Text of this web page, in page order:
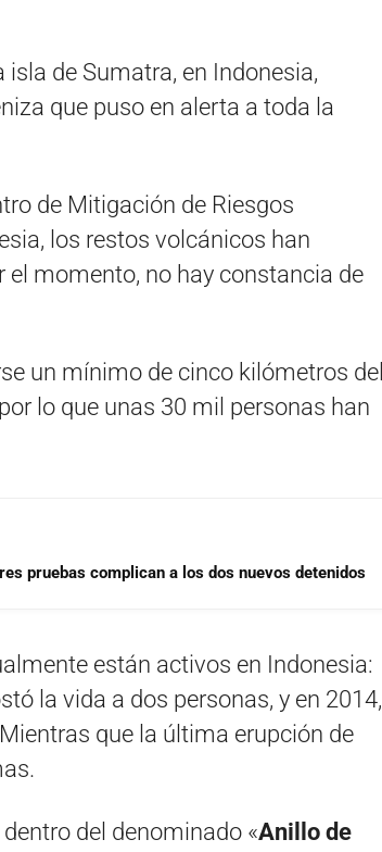
isla de Sumatra, en Indonesia,
que puso en alerta a toda la
de Mitigación de Riesgos
los restos volcánicos han
el momento, no hay constancia de
un mínimo de cinco kilómetros del
lo que unas 30 mil personas han
pruebas complican a los dos nuevos detenidos
están activos en Indonesia:
la vida a dos personas, y en 2014,
que la última erupción de
del denominado «Anillo de